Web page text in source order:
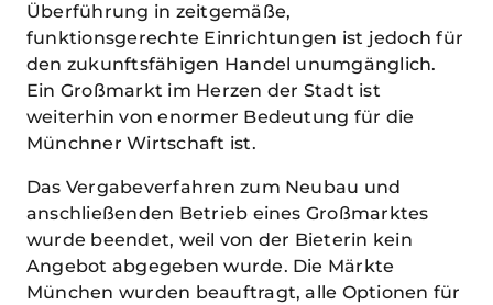
Überführung in zeitgemäße,
funktionsgerechte Einrichtungen ist jedoch für
den zukunftsfähigen Handel unumgänglich.
Ein Großmarkt im Herzen der Stadt ist
weiterhin von enormer Bedeutung für die
Münchner Wirtschaft ist.
Das Vergabeverfahren zum Neubau und
anschließenden Betrieb eines Großmarktes
wurde beendet, weil von der Bieterin kein
Angebot abgegeben wurde. Die Märkte
München wurden beauftragt, alle Optionen für